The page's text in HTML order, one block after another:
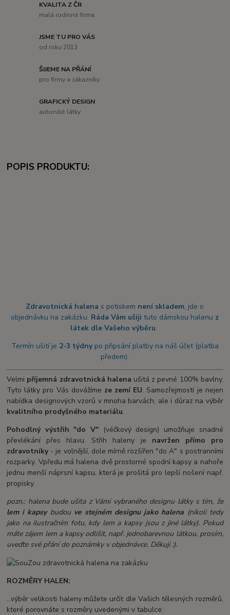
KVALITA Z ČR
malá rodinná firma
JSME TU PRO VÁS
od roku 2013
ŠIJEME NA PŘÁNÍ
pro firmy a zákazníky
GRAFICKÝ DESIGN
autorské látky
POPIS PRODUKTU:
Zdravotnická halena s potiskem není skladem, jde o
objednávku na zakázku. Ráda Vám ušijituto dámskou halenu z
látek dle Vašeho výběru.
Termín ušití je 2-3 týdny po připsání platby na náš účet (platba
předem).
Velmi příjemná zdravotnická halena ušitá z pevné 100% bavlny.
Tyto látky pro Vás dovážíme ze zemí EU. Samozřejmostí je nejen
nabídka designových vzorů v mnoha barvách, ale i důraz na výběr
kvalitního prodyšného materiálu.
Pohodlný výstřih "do V" (véčkový design) umožňuje snadné
převlékání přes hlavu. Střih haleny je navržen přímo pro
zdravotníky- je volnější, dole mírně rozšířen "do A" s postranními
rozparky. Vpředu má halena dvě prostorné spodní kapsy a nahoře
jednu menší náprsní kapsu, která je prošitá pro lepší nošení např.
propisky.
pozn.: halena bude ušita z Vámi vybraného designu látky s tím, že
lem i kapsybudou ve stejném designu jako halena (nikoli tedy
jako na ilustračním fotu, kdy lem a kapsy jsou z jiné látky). Pokud
máte zájem lem a kapsy odlišit, např. jednobarevnou látkou, prosím,
uveďte své přání do poznámky v objednávce. Děkuji :).
ROZMĚRY HALEN:
...výběr velikosti haleny můžete určit dle Vašich tělesných rozměrů,
které porovnáte s rozměry uvedenými v tabulce: